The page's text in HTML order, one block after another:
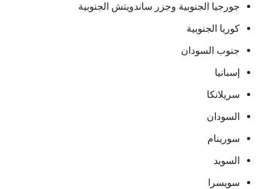
جورجيا الجنوبية وجزر ساندويتش الجنوبية
كوريا الجنوبية
جنوب السودان
إسبانيا
سريلانكا
السودان
سورينام
السويد
سويسرا